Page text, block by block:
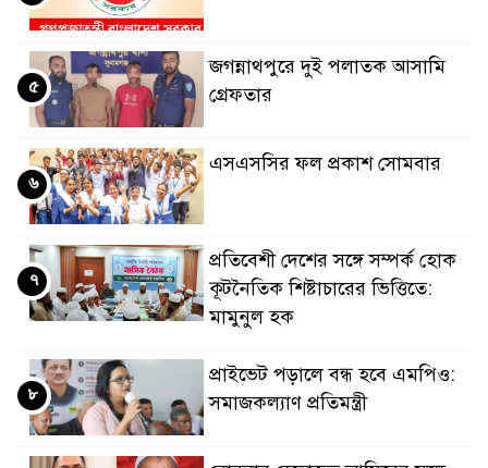
জগন্নাথপুরে দুই পলাতক আসামি
গ্রেফতার
৫
এসএসসির ফল প্রকাশ সোমবার
৬
প্রতিবেশী দেশের সঙ্গে সম্পর্ক হোক
কূটনৈতিক শিষ্টাচারের ভিত্তিতে:
মামুনুল হক
৭
প্রাইভেট পড়ালে বন্ধ হবে এমপিও:
সমাজকল্যাণ প্রতিমন্ত্রী
৮